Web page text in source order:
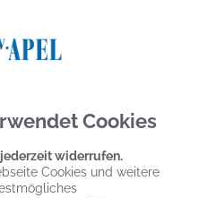
Cookies
widerrufen.
Cookies und weitere